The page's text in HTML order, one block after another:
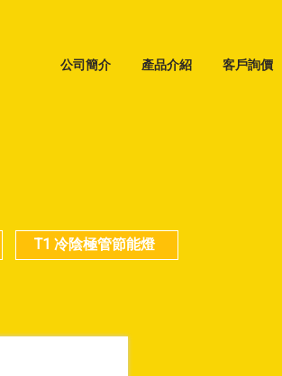
公司簡介 產品介紹 客戶詢價
T1 冷陰極管節能燈